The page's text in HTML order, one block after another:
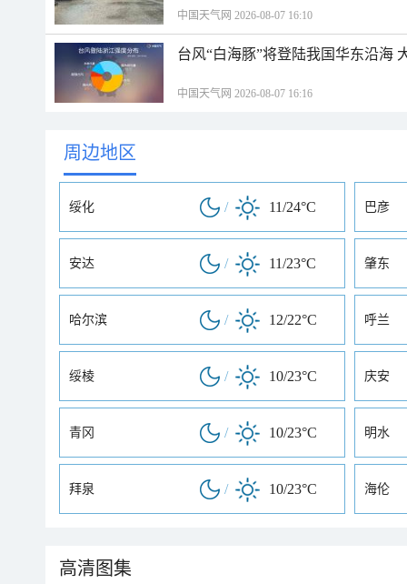
中国天气网 2026-08-07 16:10
台风“白海豚”将登陆我国华东沿海
中国天气网 2026-08-07 16:16
周边地区
绥化 / 11/24°C 巴彦
安达 / 11/23°C 肇东
哈尔滨 / 12/22°C 呼兰
绥棱 / 10/23°C 庆安
青冈 / 10/23°C 明水
拜泉 / 10/23°C 海伦
高清图集